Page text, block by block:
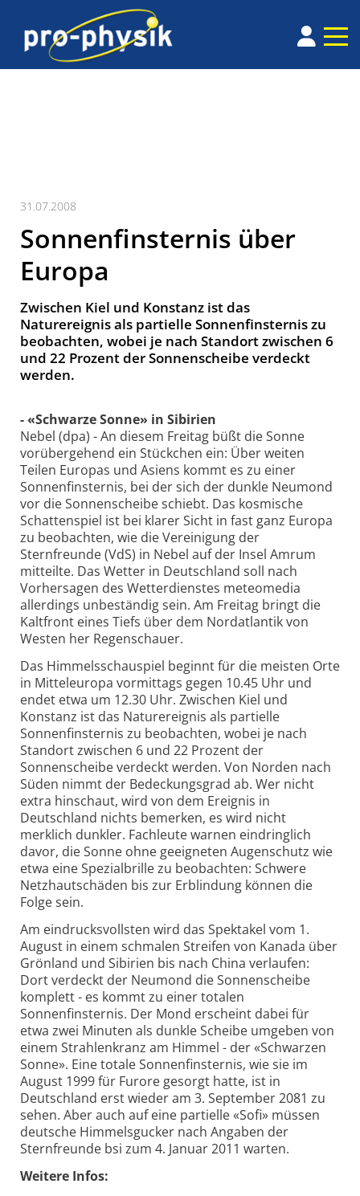
31.07.2008
Sonnenfinsternis über
Europa
Zwischen Kiel und Konstanz ist das
Naturereignis als partielle Sonnenfinsternis zu
beobachten, wobei je nach Standort zwischen 6
und 22 Prozent der Sonnenscheibe verdeckt
werden.
- «Schwarze Sonne» in Sibirien
Nebel (dpa) - An diesem Freitag büßt die Sonne
vorübergehend ein Stückchen ein: Über weiten
Teilen Europas und Asiens kommt es zu einer
Sonnenfinsternis, bei der sich der dunkle Neumond
vor die Sonnenscheibe schiebt. Das kosmische
Schattenspiel ist bei klarer Sicht in fast ganz Europa
zu beobachten, wie die Vereinigung der
Sternfreunde (VdS) in Nebel auf der Insel Amrum
mitteilte. Das Wetter in Deutschland soll nach
Vorhersagen des Wetterdienstes meteomedia
allerdings unbeständig sein. Am Freitag bringt die
Kaltfront eines Tiefs über dem Nordatlantik von
Westen her Regenschauer.
Das Himmelsschauspiel beginnt für die meisten Orte
in Mitteleuropa vormittags gegen 10.45 Uhr und
endet etwa um 12.30 Uhr. Zwischen Kiel und
Konstanz ist das Naturereignis als partielle
Sonnenfinsternis zu beobachten, wobei je nach
Standort zwischen 6 und 22 Prozent der
Sonnenscheibe verdeckt werden. Von Norden nach
Süden nimmt der Bedeckungsgrad ab. Wer nicht
extra hinschaut, wird von dem Ereignis in
Deutschland nichts bemerken, es wird nicht
merklich dunkler. Fachleute warnen eindringlich
davor, die Sonne ohne geeigneten Augenschutz wie
etwa eine Spezialbrille zu beobachten: Schwere
Netzhautschäden bis zur Erblindung können die
Folge sein.
Am eindrucksvollsten wird das Spektakel vom 1.
August in einem schmalen Streifen von Kanada über
Grönland und Sibirien bis nach China verlaufen:
Dort verdeckt der Neumond die Sonnenscheibe
komplett - es kommt zu einer totalen
Sonnenfinsternis. Der Mond erscheint dabei für
etwa zwei Minuten als dunkle Scheibe umgeben von
einem Strahlenkranz am Himmel - der «Schwarzen
Sonne». Eine totale Sonnenfinsternis, wie sie im
August 1999 für Furore gesorgt hatte, ist in
Deutschland erst wieder am 3. September 2081 zu
sehen. Aber auch auf eine partielle «Sofi» müssen
deutsche Himmelsgucker nach Angaben der
Sternfreunde bsi zum 4. Januar 2011 warten.
Weitere Infos: